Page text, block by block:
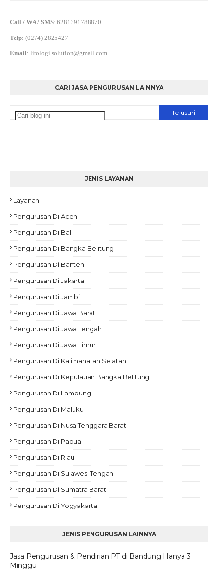
Call / WA / SMS: 6281391788870
Telp: (0274) 2825427
Email: litologi.solution@gmail.com
CARI JASA PENGURUSAN LAINNYA
JENIS LAYANAN
Layanan
Pengurusan Di Aceh
Pengurusan Di Bali
Pengurusan Di Bangka Belitung
Pengurusan Di Banten
Pengurusan Di Jakarta
Pengurusan Di Jambi
Pengurusan Di Jawa Barat
Pengurusan Di Jawa Tengah
Pengurusan Di Jawa Timur
Pengurusan Di Kalimanatan Selatan
Pengurusan Di Kepulauan Bangka Belitung
Pengurusan Di Lampung
Pengurusan Di Maluku
Pengurusan Di Nusa Tenggara Barat
Pengurusan Di Papua
Pengurusan Di Riau
Pengurusan Di Sulawesi Tengah
Pengurusan Di Sumatra Barat
Pengurusan Di Yogyakarta
JENIS PENGURUSAN LAINNYA
Jasa Pengurusan & Pendirian PT di Bandung Hanya 3
Minggu